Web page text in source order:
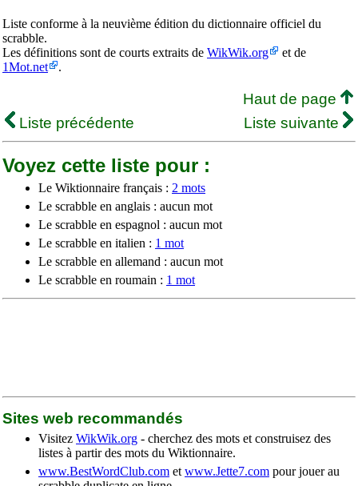
Liste conforme à la neuvième édition du dictionnaire officiel du
scrabble.
Les définitions sont de courts extraits de WikWik.org
et de
1Mot.net
.
Haut de page
Liste précédente
Liste suivante
Voyez cette liste pour :
Le Wiktionnaire français : 2 mots
Le scrabble en anglais : aucun mot
Le scrabble en espagnol : aucun mot
Le scrabble en italien : 1 mot
Le scrabble en allemand : aucun mot
Le scrabble en roumain : 1 mot
Sites web recommandés
Visitez WikWik.org - cherchez des mots et construisez des
listes à partir des mots du Wiktionnaire.
www.BestWordClub.com et www.Jette7.com pour jouer au